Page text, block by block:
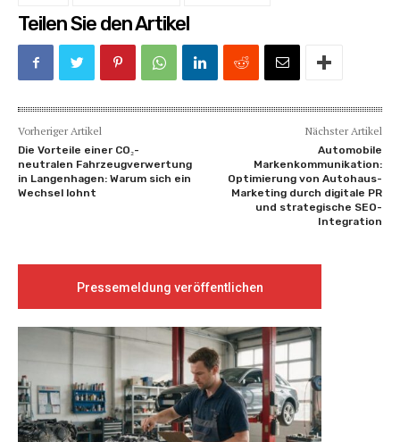
Teilen Sie den Artikel
Vorheriger Artikel
Die Vorteile einer CO₂-
neutralen Fahrzeugverwertung
in Langenhagen: Warum sich ein
Wechsel lohnt
Nächster Artikel
Automobile
Markenkommunikation:
Optimierung von Autohaus-
Marketing durch digitale PR
und strategische SEO-
Integration
Pressemeldung veröffentlichen